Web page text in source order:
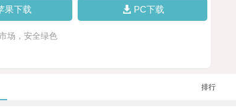
果下载 PC下载
场，安全绿色
排行